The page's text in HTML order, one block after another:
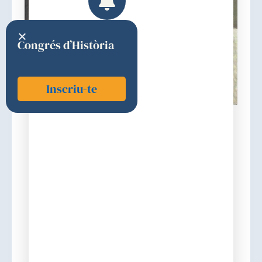
Congrés d’Història
Inscriu-te